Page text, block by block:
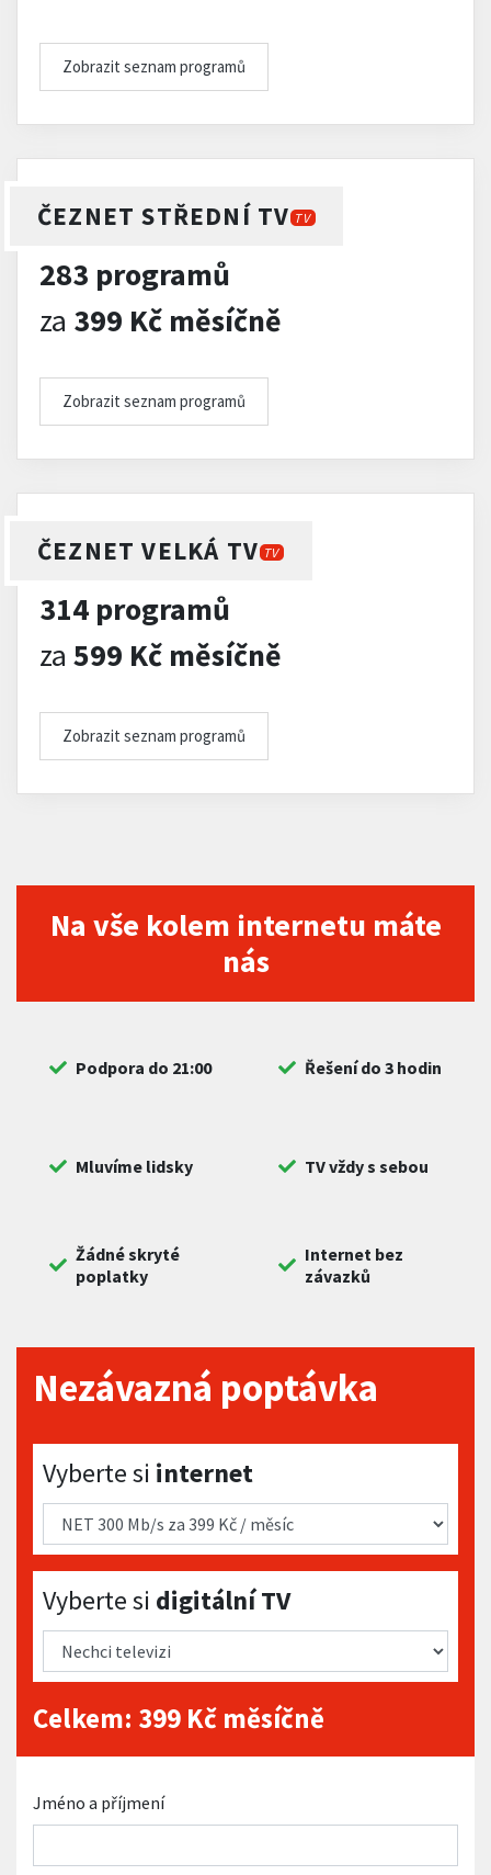
Zobrazit seznam programů
ČEZNET STŘEDNÍ TV TV
283 programů
za 399 Kč měsíčně
Zobrazit seznam programů
ČEZNET VELKÁ TV TV
314 programů
za 599 Kč měsíčně
Zobrazit seznam programů
Na vše kolem internetu máte
nás
Podpora do 21:00 Řešení do 3 hodin
Mluvíme lidsky TV vždy s sebou
Žádné skryté
poplatky
Internet bez
závazků
Nezávazná poptávka
Vyberte si internet
Vyberte si internet
Vyberte si digitální TV
Vyberte si digitální TV
Celkem: 399 Kč měsíčně
Jméno a příjmení